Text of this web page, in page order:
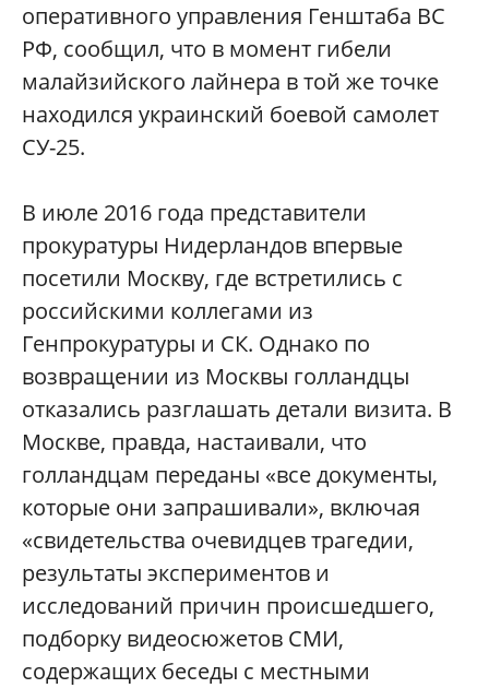
оперативного управления Генштаба ВС
РФ, сообщил, что в момент гибели
малайзийского лайнера в той же точке
находился украинский боевой самолет
СУ-25.
В июле 2016 года представители
прокуратуры Нидерландов впервые
посетили Москву, где встретились с
российскими коллегами из
Генпрокуратуры и СК. Однако по
возвращении из Москвы голландцы
отказались разглашать детали визита. В
Москве, правда, настаивали, что
голландцам переданы «все документы,
которые они запрашивали», включая
«свидетельства очевидцев трагедии,
результаты экспериментов и
исследований причин происшедшего,
подборку видеосюжетов СМИ,
содержащих беседы с местными